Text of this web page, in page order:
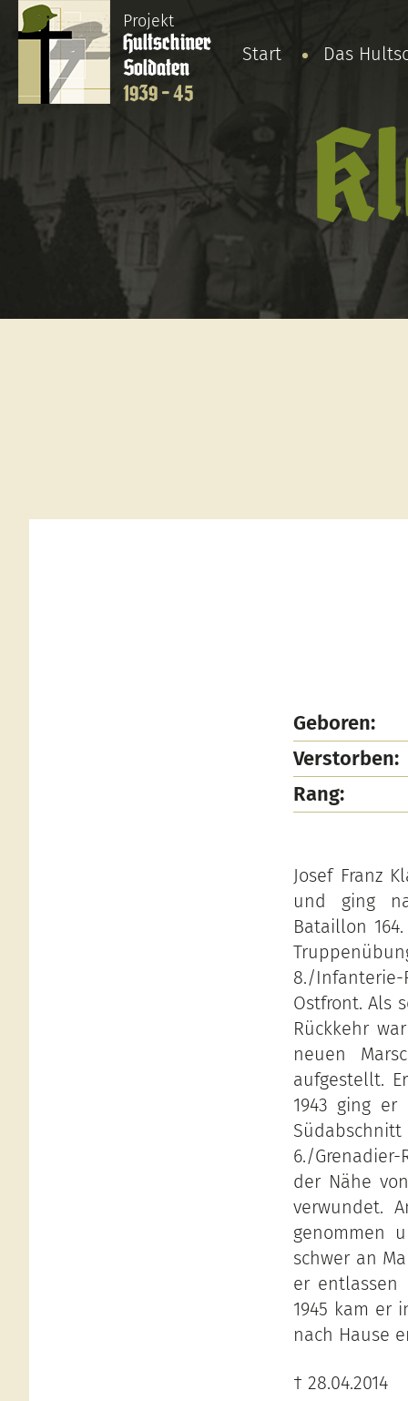
Projekt
Hultschiner
Soldaten
1939 - 45
Start Das
Geboren:
Verstorben:
Rang:
Josef Franz
und ging
Bataillon
8./
Ostfront. Als
Rückkehr
neuen
aufgestellt.
1943 ging
6./
der Nähe
verwundet.
genommen
schwer an
er entlassen
1945 kam er
nach Hause
† 28.04.2014